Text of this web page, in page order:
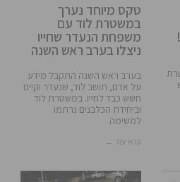
טקס מיוחד נערך
במשטרת לוד עם
משפחת הנעדר שחייו
ניצלו בערב ראש השנה
בערב ראש השנה התקבל מידע
על אדם, תושב לוד, שנעדר וקיים
חשש כבד לחייו. במשטרת לוד
וביחידת הכלבנים נרתמו
למשימה
קרא עוד ←